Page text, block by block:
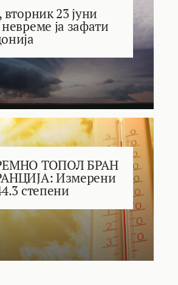
вторник 23 јуни
ја зафати
ТОПОЛ БРАН
Измерени
степени